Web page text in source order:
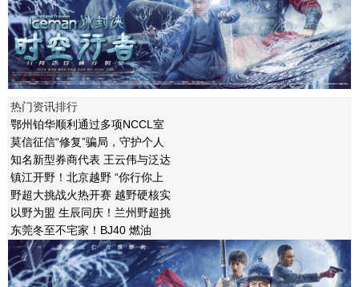
热门资讯排行
鄂州铂华顺利通过多项NCCL室
莫信征信“修复”骗局，守护个人
知名新型券商代表 王云伟与泛达
镇江开野！北京越野 “你行你上
野超大挑战火热开赛 越野硬核实
以野为盟 生辰同庆！兰州野超挑
东莞冬至不宅家！BJ40 燃油